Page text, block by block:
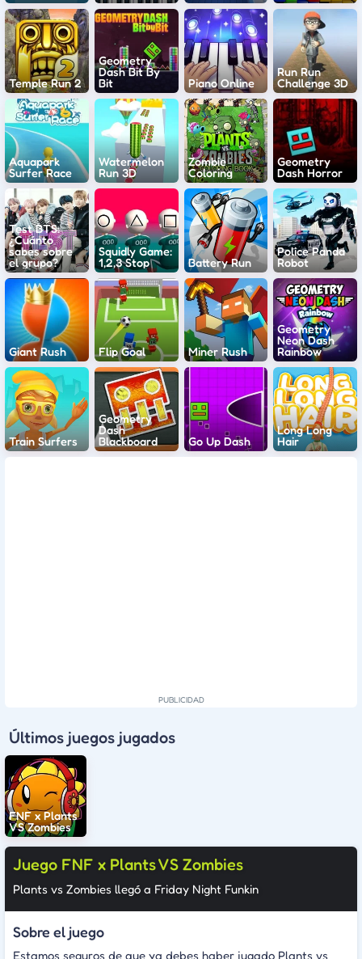
Temple Run 2
Geometry
Dash Bit By
Bit
Piano Online
Run Run
Challenge 3D
Aquapark
Surfer Race
Watermelon
Run 3D
Zombie
Coloring
Geometry
Dash Horror
Test BTS:
¿Cuánto
sabes sobre
el grupo?
Squidly Game:
1,2,3 Stop
Battery Run
Police Panda
Robot
Giant Rush Flip Goal Miner Rush
Geometry
Neon Dash
Rainbow
Train Surfers
Geometry
Dash
Blackboard
Go Up Dash
Long Long
Hair
Últimos juegos jugados
FNF x Plants
VS Zombies
Juego FNF x Plants VS Zombies
Plants vs Zombies llegó a Friday Night Funkin
Sobre el juego
Estamos seguros de que ya debes haber jugado Plants vs